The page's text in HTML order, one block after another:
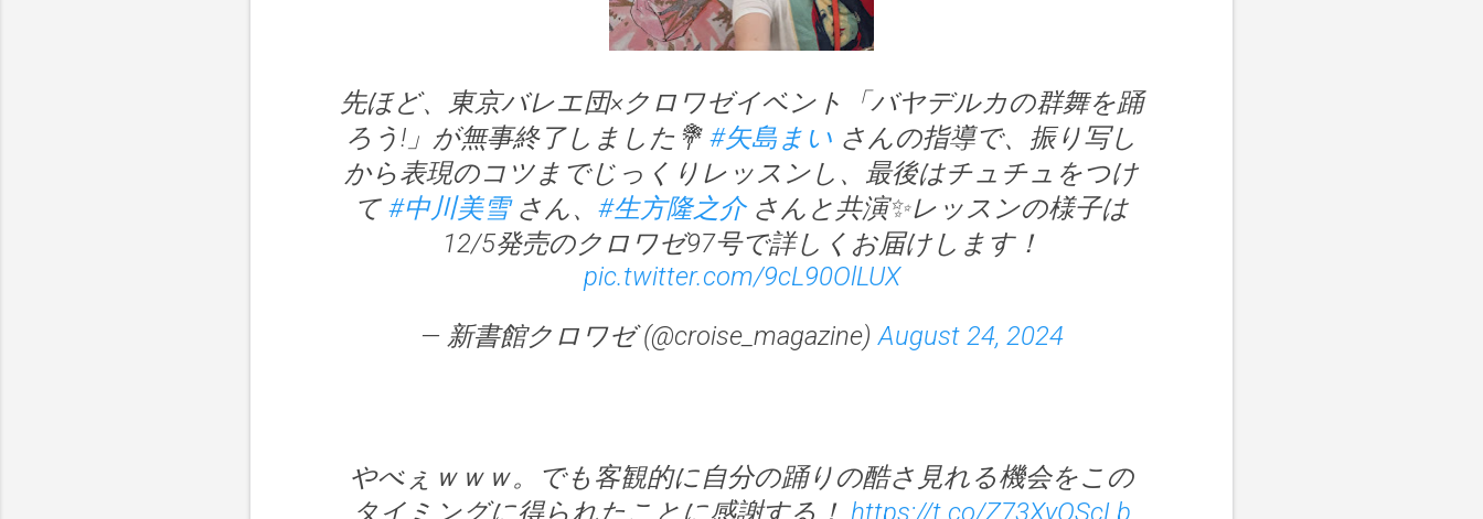
先ほど、東京バレエ団×クロワゼイベント「バヤデルカの群舞を踊
ろう!」が無事終了しました💐 #矢島まい さんの指導で、振り写し
から表現のコツまでじっくりレッスンし、最後はチュチュをつけ
て #中川美雪さん、 #生方隆之介さんと共演✨レッスンの様子は
12/5発売のクロワゼ97号で詳しくお届けします！
pic.twitter.com/9cL90OlLUX
— 新書館クロワゼ (@croise_magazine)August 24, 2024
やべぇｗｗｗ。でも客観的に自分の踊りの酷さ見れる機会をこの
タイミングに得られたことに感謝する！ https://t.co/Z73XyOScLb